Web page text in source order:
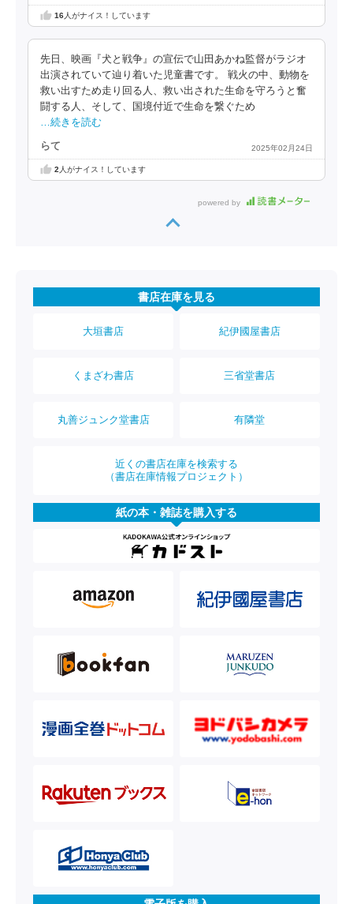
16人がナイス！しています
先日、映画『犬と戦争』の宣伝で山田あかね監督がラジオ
出演されていて辿り着いた児童書です。 戦火の中、動物を
救い出すため走り回る人、救い出された生命を守ろうと奮
闘する人、そして、国境付近で生命を繋ぐため
…続きを読む
らて 2025年02月24日
2 人がナイス！しています
powered by
書店在庫を見る
大垣書店 紀伊國屋書店
くまざわ書店 三省堂書店
丸善ジュンク堂書店 有隣堂
近くの書店在庫を検索する
（書店在庫情報プロジェクト）
紙の本・雑誌を購入する